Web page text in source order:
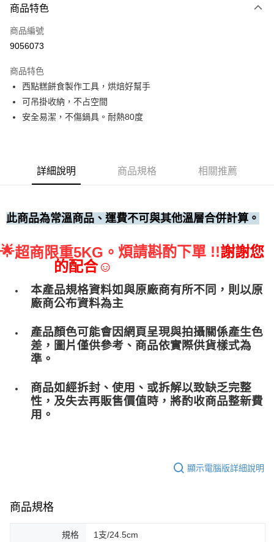
運送方式
• 付款後全家取貨
• 付款後7-11取貨
每筆NT$60，滿NT$699(含以上)免運費
(請點開選項勾選)
商品特色
商品編號
9056073
商品特色
西點糕餅食製作工具，烘焙好幫手
可吊掛收納，不占空間
安全易潔，不傷鍋具。耐熱80度
詳細說明 商品規格 相關推薦
此商品為常溫商品、運費不可與其他溫層合併計算。
🌟超商限重5KG。 煩請斟酌下單 !!謝謝您
的配合☺
本產品規格資料如與原廠商有所不同，則以原
廠商公布資料為主
產品顏色可能會因網頁呈現與拍攝關係產生色
差，圖片僅供參考、商品依實際供貨樣式為
準。
商品如經拆封、使用、或拆解以致缺乏完整
性，及失去再販售價值時，將酌收商品整﻿新費
用。
顯示電腦版詳細說明
商品規格
規格 1支/24.5cm